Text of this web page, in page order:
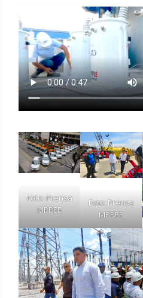
Foto: Prensa
MPPEE
Foto: Prensa
MPPEE